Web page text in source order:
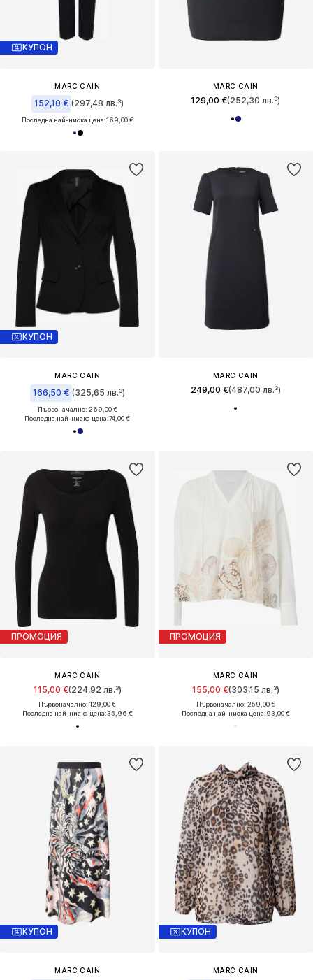
КУПОН
MARC CAIN
152,10 € (297,48 лв.³)
Последна най-ниска цена:169,00 €
MARC CAIN
129,00 €(252,30 лв.³)
КУПОН
MARC CAIN
166,50 € (325,65 лв.³)
Първоначално: 269,00 €
Последна най-ниска цена:74,00 €
MARC CAIN
249,00 €(487,00 лв.³)
ПРОМОЦИЯ
MARC CAIN
115,00 €(224,92 лв.³)
Първоначално: 129,00 €
Последна най-ниска цена:35,96 €
ПРОМОЦИЯ
MARC CAIN
155,00 €(303,15 лв.³)
Първоначално: 259,00 €
Последна най-ниска цена:93,00 €
КУПОН
MARC CAIN
КУПОН
MARC CAIN